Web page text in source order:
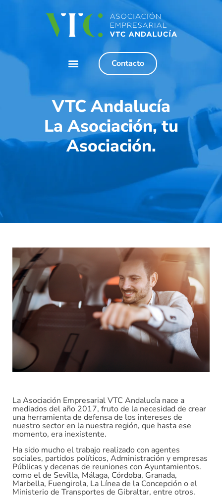
Contacto
VTC Andalucía
La Asociación, tu
Asociación.
La Asociación Empresarial VTC Andalucía nace a
mediados del año 2017, fruto de la necesidad de crear
una herramienta de defensa de los intereses de
nuestro sector en la nuestra región, que hasta ese
momento, era inexistente.
Ha sido mucho el trabajo realizado con agentes
sociales, partidos políticos, Administración y empresas
Públicas y decenas de reuniones con Ayuntamientos.
como el de Sevilla, Málaga, Córdoba, Granada,
Marbella, Fuengirola, La Línea de la Concepción o el
Ministerio de Transportes de Gibraltar, entre otros.